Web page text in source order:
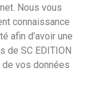
Nous vous
connaissance
afin d’avoir une
de SC EDITION
vos données